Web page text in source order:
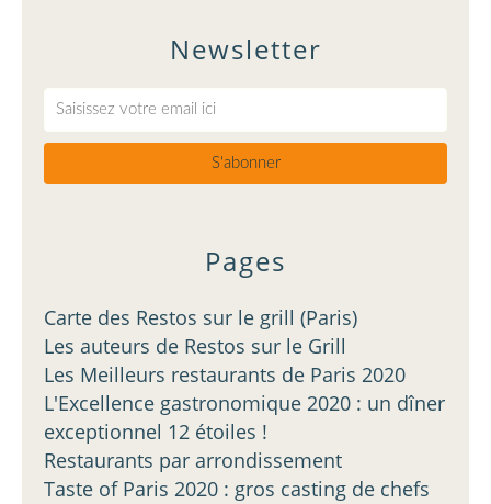
Newsletter
Pages
Carte des Restos sur le grill (Paris)
Les auteurs de Restos sur le Grill
Les Meilleurs restaurants de Paris 2020
L'Excellence gastronomique 2020 : un dîner
exceptionnel 12 étoiles !
Restaurants par arrondissement
Taste of Paris 2020 : gros casting de chefs